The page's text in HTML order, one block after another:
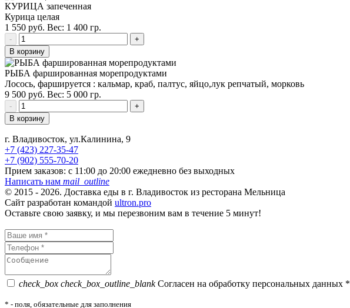
КУРИЦА запеченная
Курица целая
1 550 руб. Вес: 1 400 гр.
-
+
В корзину
РЫБА фаршированная морепродуктами
Лосось, фаршируется : кальмар, краб, палтус, яйцо,лук репчатый, морковь
9 500 руб. Вес: 5 000 гр.
-
+
В корзину
г. Владивосток, ул.Калинина, 9
+7 (423) 227-35-47
+7 (902) 555-70-20
Прием заказов: с 11:00 до 20:00 ежедневно без выходных
Написать нам mail_outline
© 2015 - 2026. Доставка еды в г. Владивосток из ресторана Мельница
Сайт разработан командой ultron.pro
Оставьте свою заявку, и мы перезвоним вам в течение 5 минут!
check_box check_box_outline_blankСогласен на обработку персональных данных *
* - поля, обязательные для заполнения